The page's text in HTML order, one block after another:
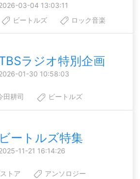
03-04 13:03:11
ビートルズ ロック音楽
ラジオ特別企画
01-30 10:58:03
田耕司 ビートルズ
ビートルズ特集
11-21 16:14:26
トア
アンソロジー